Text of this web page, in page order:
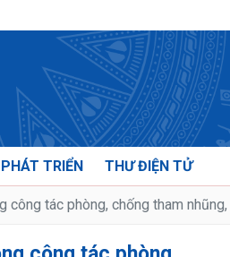
TRIỂN THƯ ĐIỆN TỬ
tác phòng, chống tham